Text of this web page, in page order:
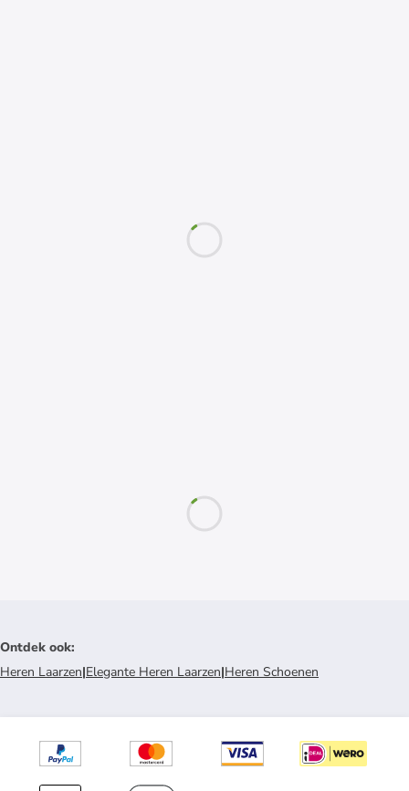
Ontdek ook:
Heren Laarzen|Elegante Heren Laarzen|Heren Schoenen